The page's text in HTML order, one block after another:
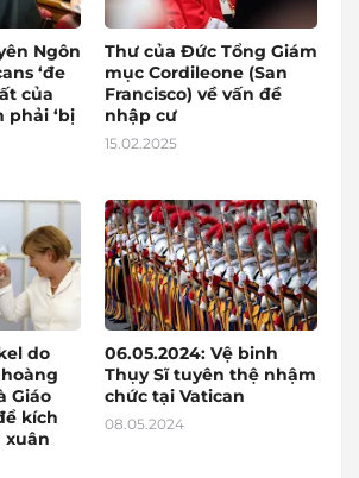
Ngôn
‘đe
của
phải ‘bị
Thư của Đức Tổng Giám
mục Cordileone (San
Francisco) về vấn đề
nhập cư
15.02.2025
do
Giáo
kích
xuân
06.05.2024: Vệ binh
Thụy Sĩ tuyên thệ nhậm
chức tại Vatican
08.05.2024